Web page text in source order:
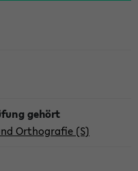
Orthografie (S)